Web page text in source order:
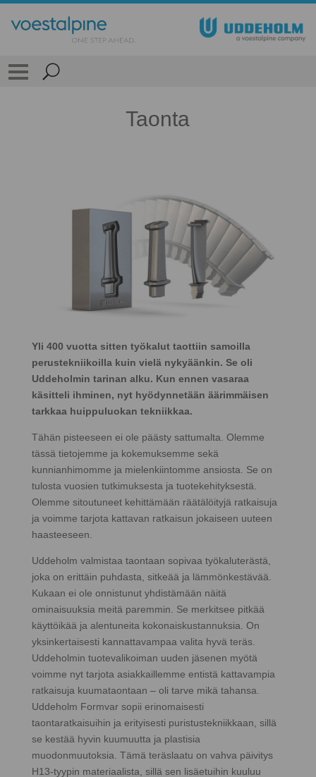
Taonta
Yli 400 vuotta sitten työkalut taottiin samoilla
perustekniikoilla kuin vielä nykyäänkin. Se oli
Uddeholmin tarinan alku. Kun ennen vasaraa
käsitteli ihminen, nyt hyödynnetään äärimmäisen
tarkkaa huippuluokan tekniikkaa.
Tähän pisteeseen ei ole päästy sattumalta. Olemme
tässä tietojemme ja kokemuksemme sekä
kunnianhimomme ja mielenkiintomme ansiosta. Se on
tulosta vuosien tutkimuksesta ja tuotekehityksestä.
Olemme sitoutuneet kehittämään räätälöityjä ratkaisuja
ja voimme tarjota kattavan ratkaisun jokaiseen uuteen
haasteeseen.
Uddeholm valmistaa taontaan sopivaa työkaluterästä,
joka on erittäin puhdasta, sitkeää ja lämmönkestävää.
Kukaan ei ole onnistunut yhdistämään näitä
ominaisuuksia meitä paremmin. Se merkitsee pitkää
käyttöikää ja alentuneita kokonaiskustannuksia. On
yksinkertaisesti kannattavampaa valita hyvä teräs.
Uddeholmin tuotevalikoiman uuden jäsenen myötä
voimme nyt tarjota asiakkaillemme entistä kattavampia
ratkaisuja kuumataontaan – oli tarve mikä tahansa.
Uddeholm Formvar sopii erinomaisesti
taontaratkaisuihin ja erityisesti puristustekniikkaan, sillä
se kestää hyvin kuumuutta ja plastisia
muodonmuutoksia. Tämä teräslaatu on vahva päivitys
H13-tyypin materiaalista, sillä sen lisäetuihin kuuluu